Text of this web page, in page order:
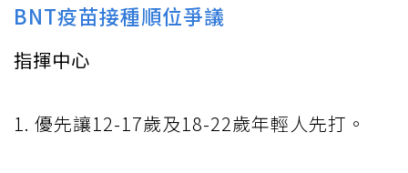
BNT疫苗接種順位爭議
指揮中心
1. 優先讓12-17歲及18-22歲年輕人先打。